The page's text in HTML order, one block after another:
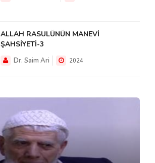
ALLAH RASULÜNÜN MANEVİ
ŞAHSİYETİ-3
Dr. Saim Ari 2024